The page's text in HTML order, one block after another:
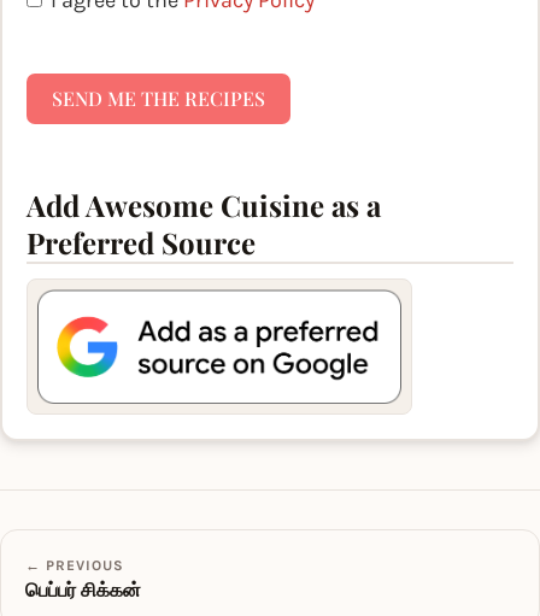
SEND ME THE RECIPES
Add Awesome Cuisine as a
Preferred Source
← PREVIOUS
பெப்பர் சிக்கன்